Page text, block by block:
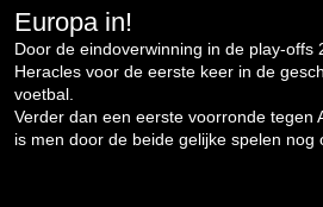
Europa in!
Door de eindoverwinning in de play-offs
Heracles voor de eerste keer in de
voetbal.
Verder dan een eerste voorronde tegen
is men door de beide gelijke spelen nog